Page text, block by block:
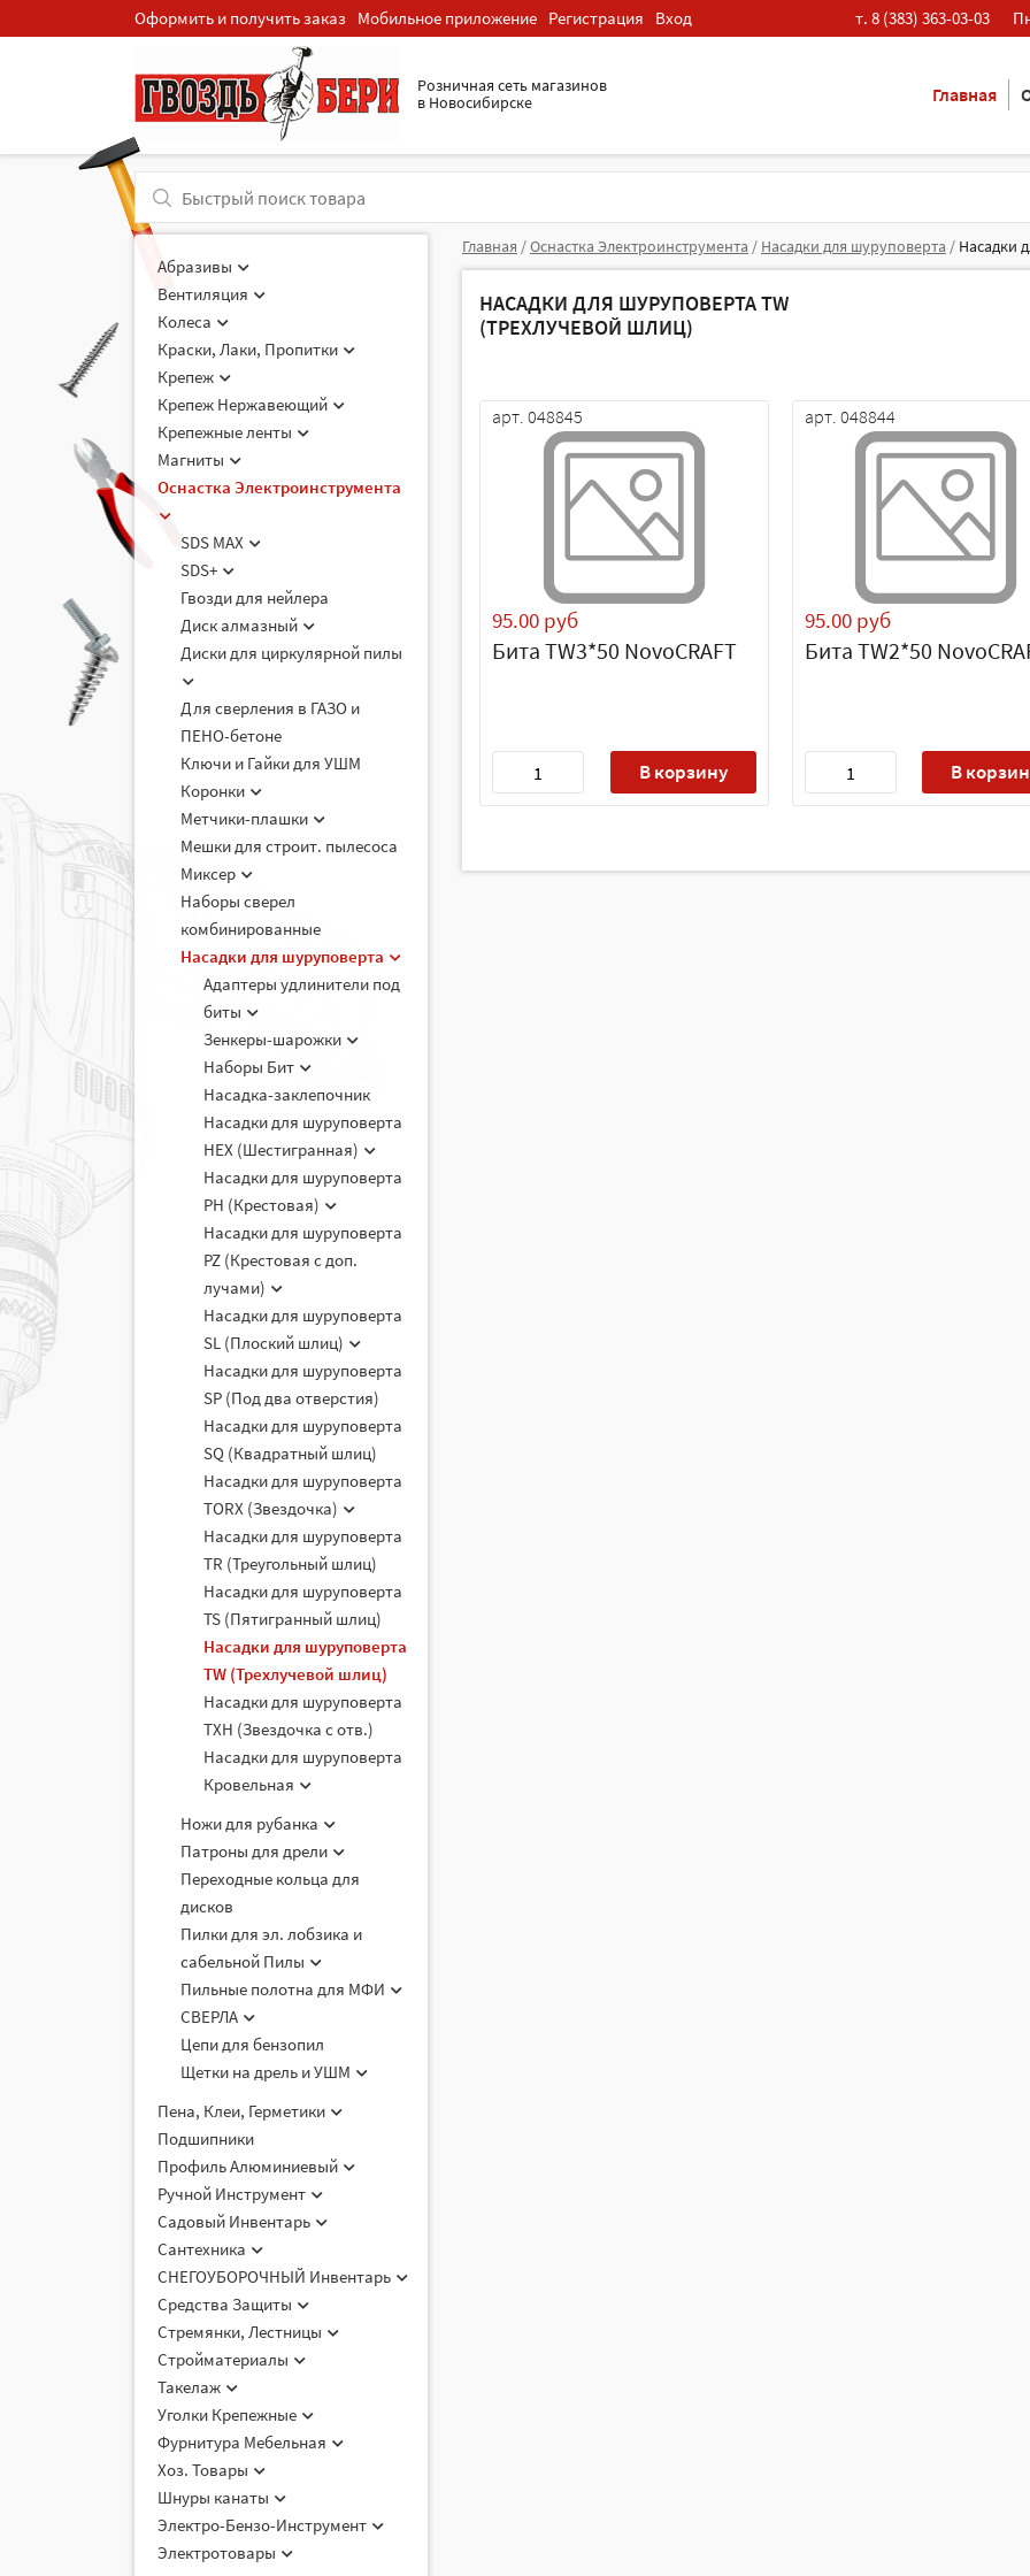
Оформить и получить заказ Мобильное приложение Регистрация Вход т. 8 (383) 363-03-03
Розничная cеть магазинов
в Новосибирске
Главная
Абразивы
Вентиляция
Колеса
Краски, Лаки, Пропитки
Крепеж
Крепеж Нержавеющий
Крепежные ленты
Магниты
Оснастка Электроинструмента
SDS MAX
SDS+
Гвозди для нейлера
Диск алмазный
Диски для циркулярной пилы
Для сверления в ГАЗО и
ПЕНО-бетоне
Ключи и Гайки для УШМ
Коронки
Метчики-плашки
Мешки для строит. пылесоса
Миксер
Наборы сверел
комбинированные
Насадки для шуруповерта
Адаптеры удлинители под
биты
Зенкеры-шарожки
Наборы Бит
Насадка-заклепочник
Насадки для шуруповерта
HEX (Шестигранная)
Насадки для шуруповерта
PH (Крестовая)
Насадки для шуруповерта
PZ (Крестовая с доп.
лучами)
Насадки для шуруповерта
SL (Плоский шлиц)
Насадки для шуруповерта
SP (Под два отверстия)
Насадки для шуруповерта
SQ (Квадратный шлиц)
Насадки для шуруповерта
TORX (Звездочка)
Насадки для шуруповерта
TR (Треугольный шлиц)
Насадки для шуруповерта
TS (Пятигранный шлиц)
Насадки для шуруповерта
TW (Трехлучевой шлиц)
Насадки для шуруповерта
TXН (Звездочка с отв.)
Насадки для шуруповерта
Кровельная
Ножи для рубанка
Патроны для дрели
Переходные кольца для
дисков
Пилки для эл. лобзика и
сабельной Пилы
Пильные полотна для МФИ
СВЕРЛА
Цепи для бензопил
Щетки на дрель и УШМ
Пена, Клеи, Герметики
Подшипники
Профиль Алюминиевый
Ручной Инструмент
Садовый Инвентарь
Сантехника
СНЕГОУБОРОЧНЫЙ Инвентарь
Средства Защиты
Стремянки, Лестницы
Стройматериалы
Такелаж
Уголки Крепежные
Фурнитура Мебельная
Хоз. Товары
Шнуры канаты
Электро-Бензо-Инструмент
Электротовары
Главная /Оснастка Электроинструмента / Насадки для шуруповерта / Насадки
НАСАДКИ ДЛЯ ШУРУПОВЕРТА TW
(ТРЕХЛУЧЕВОЙ ШЛИЦ)
арт. 048845
95.00 руб
Бита TW3*50 NovoCRAFT
В корзину
арт. 048844
95.00 руб
Бита TW2*50
В